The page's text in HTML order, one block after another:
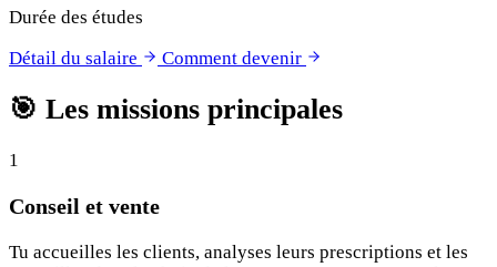
Durée des études
Détail du salaire
Comment devenir
🎯 Les missions principales
1
Conseil et vente
Tu accueilles les clients, analyses leurs prescriptions et les